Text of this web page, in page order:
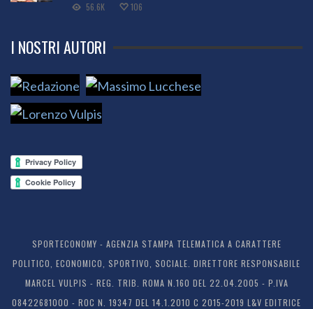
56.6K 106
I NOSTRI AUTORI
SPORTECONOMY - AGENZIA STAMPA TELEMATICA A CARATTERE
POLITICO, ECONOMICO, SPORTIVO, SOCIALE. DIRETTORE RESPONSABILE
MARCEL VULPIS - REG. TRIB. ROMA N.160 DEL 22.04.2005 - P.IVA
08422681000 - ROC N. 19347 DEL 14.1.2010 C 2015-2019 L&V EDITRICE